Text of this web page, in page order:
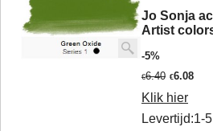
Jo Sonja
Artist
-5%
€6.40 €6.08
Klik hier
Levertijd:1-